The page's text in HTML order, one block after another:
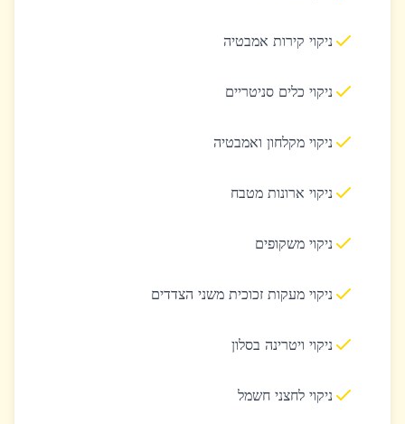
ניקוי קירות אמבטיה
ניקוי כלים סניטריים
ניקוי מקלחון ואמבטיה
ניקוי ארונות מטבח
ניקוי משקופים
ניקוי מעקות זכוכית משני הצדדים
ניקוי ויטרינה בסלון
ניקוי לחצני חשמל